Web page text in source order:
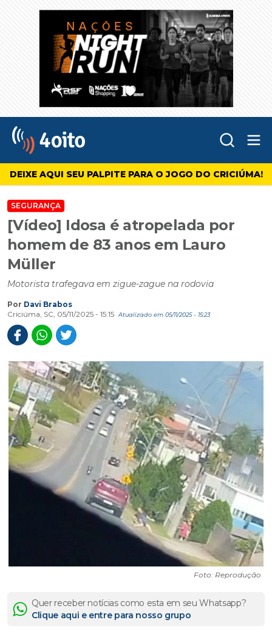
4oito
DEIXE AQUI SEU PALPITE PARA O JOGO DO CRICIÚMA!
SEGURANÇA
[Vídeo] Idosa é atropelada por
homem de 83 anos em Lauro
Müller
Motorista trafegava em zigue-zague na rodovia
Por Davi Brabos
Criciúma, SC, 05/11/2025 - 15:15
Atualizado em 05/11/2025 - 15:23
Foto: Reprodução
Quer receber notícias como esta em seu Whatsapp?
Clique aqui e entre para nosso grupo